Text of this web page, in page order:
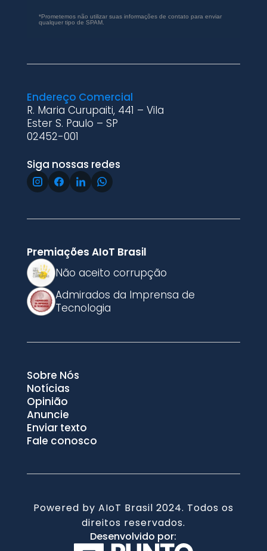
*Prometemos não utilizar suas informações de contato para enviar
qualquer tipo de SPAM.
Endereço Comercial
R. Maria Curupaiti, 441 – Vila
Ester S. Paulo – SP
02452-001
Siga nossas redes
Premiações AIoT Brasil
Não aceito corrupção
Admirados da Imprensa de
Tecnologia
Sobre Nós
Notícias
Opinião
Anuncie
Enviar texto
Fale conosco
Powered by AIoT Brasil 2024. Todos os
direitos reservados.
Desenvolvido por: